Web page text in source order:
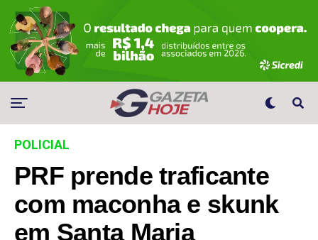
POLICIAL
PRF prende traficante
com maconha e skunk
em Santa Maria